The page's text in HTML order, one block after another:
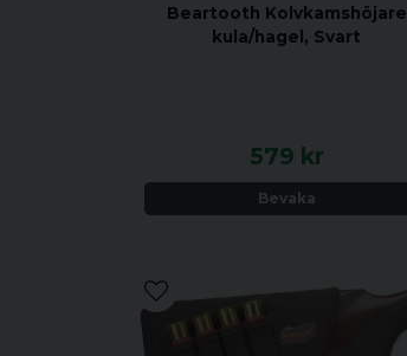
Beartooth Kolvkamshöjare
kula/hagel, Svart
579 kr
Bevaka